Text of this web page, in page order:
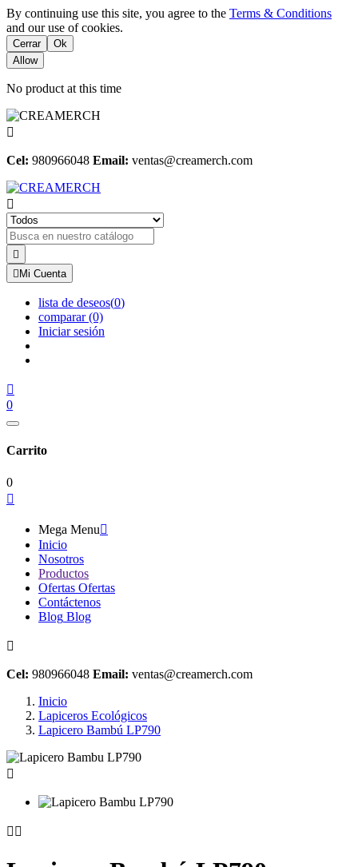
By continuing use this site, you agree to the Terms & Conditions
and our use of cookies.
Cerrar
Ok
Allow
No product at this time

Cel: 980966048 Email: ventas@creamerch.com


 Mi Cuenta
lista de deseos(0)
comparar(0)
Iniciar sesión

0
Carrito
0

Mega Menu
Inicio
Nosotros
Productos
Ofertas Ofertas
Contáctenos
Blog Blog

Cel: 980966048 Email: ventas@creamerch.com
Inicio
Lapiceros Ecológicos
Lapicero Bambú LP790

 